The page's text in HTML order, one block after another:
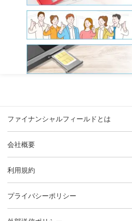
ファイナンシャルフィールドとは
会社概要
利用規約
プライバシーポリシー